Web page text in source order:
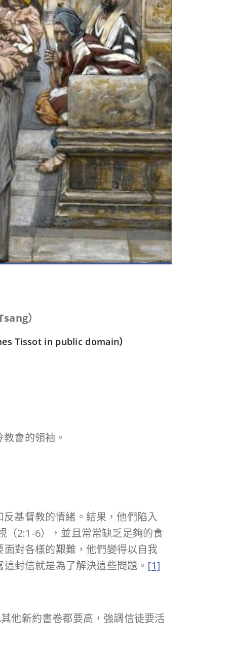
）
Tissot in public domain）
會的領袖。
基督教的情緒。結果，他們陷入
（2:1-6），並且常常缺乏足夠的食
對各樣的艱難，他們變得以自我
封信就是為了解決這些問題。 [1]
他新約書卷都要高，強調信徒要活